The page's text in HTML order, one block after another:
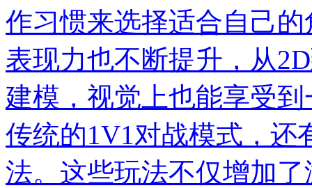
作习惯来选择适合自己
表现力也不断提升，从
建模，视觉上也能享受
传统的1V1对战模式，还
法。这些玩法不仅增加